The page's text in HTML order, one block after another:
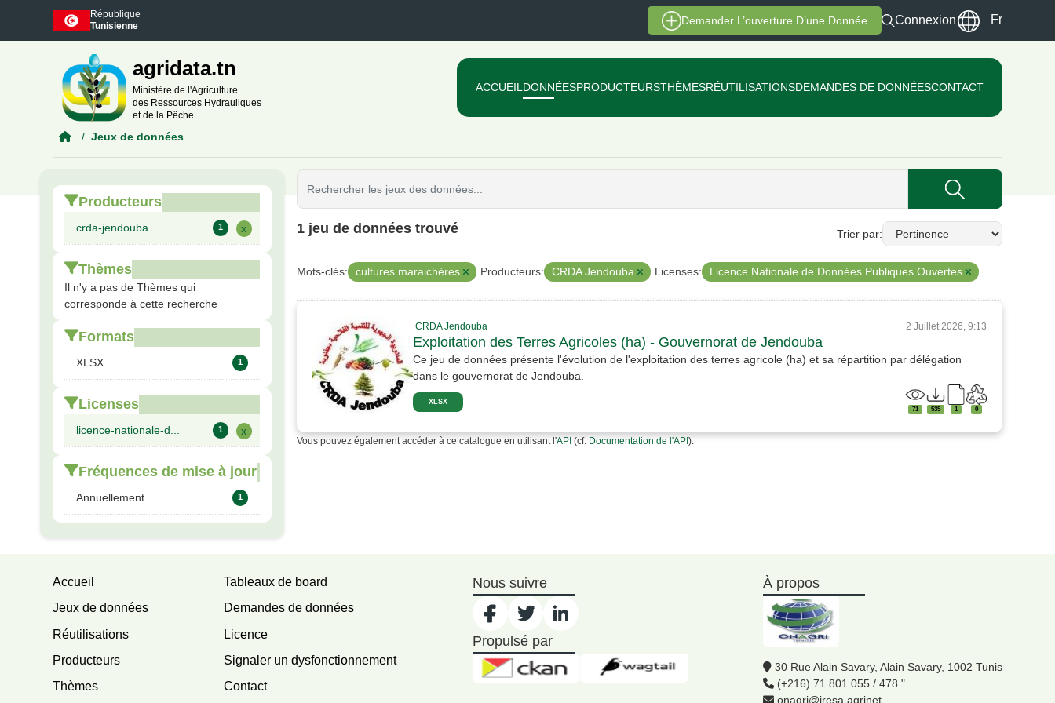
Skip to main content
République
Tunisienne
Demander L’ouverture D’une Donnée Connexion Fr
agridata.tn
Ministère de l'Agriculture
des Ressources Hydrauliques
et de la Pêche
ACCUEIL DONNÉESPRODUCTEURSTHÈMESRÉUTILISATIONSDEMANDES DE DONNÉESCONTACT
Jeux de données
Producteurs
crda-jendouba 1 x
Thèmes
Il n'y a pas de Thèmes qui
corresponde à cette recherche
Formats
XLSX 1
Licenses
licence-nationale-d... 1 x
Fréquences de mise à jour
Annuellement 1
Trier par
1 jeu de données trouvé
Mots-clés: cultures maraichères Producteurs: CRDA Jendouba Licenses: Licence Nationale de Données Publiques Ouvertes
CRDA Jendouba 2 Juillet 2026, 9:13
Exploitation des Terres Agricoles (ha) - Gouvernorat de Jendouba
Ce jeu de données présente l'évolution de l'exploitation des terres agricole (ha) et sa répartition par délégation
dans le gouvernorat de Jendouba.
XLSX
71 535 1 0
Vous pouvez également accéder à ce catalogue en utilisant l'API (cf. Documentation de l'API ).
Accueil
Jeux de données
Réutilisations
Producteurs
Thèmes
Tableaux de board
Demandes de données
Licence
Signaler un dysfonctionnement
Contact
Nous suivre
Propulsé par
À propos
30 Rue Alain Savary, Alain Savary, 1002 Tunis
(+216) 71 801 055 / 478 "
onagri@iresa.agrinet